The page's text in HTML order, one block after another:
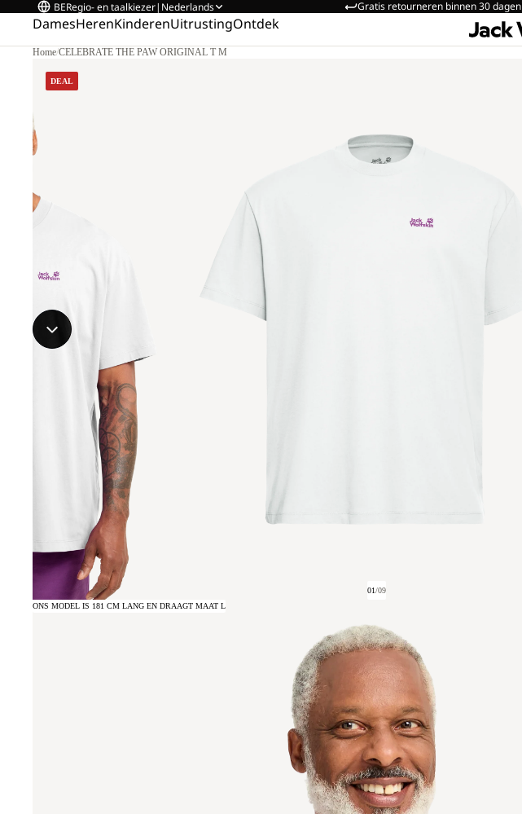
Gratis retourneren binnen 30 dagen
BERegio- en taalkiezer| Nederlands
DamesHerenKinderenUitrustingOntdek
Home/CELEBRATE THE PAW ORIGINAL T M
DEAL
01/09
ONS MODEL IS 181 CM LANG EN DRAAGT MAAT L